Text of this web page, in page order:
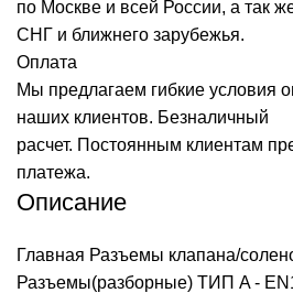
по Москве и всей России, а так
СНГ и ближнего зарубежья.
Оплата
Мы предлагаем гибкие условия
наших клиентов. Безналичный
расчет. Постоянным клиентам
платежа.
Описание
Главная Разъемы клапана/
Разъемы(разборные) ТИП A -